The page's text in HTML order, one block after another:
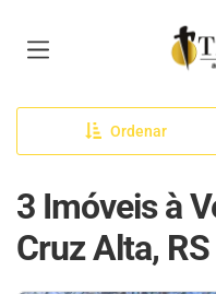
Ordenar
3 Imóveis à
Cruz Alta, RS